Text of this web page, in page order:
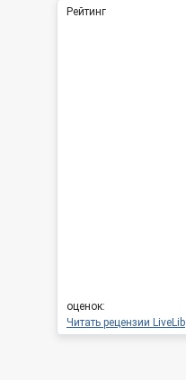
Рейтинг
оценок:
Читать рецензии LiveLib